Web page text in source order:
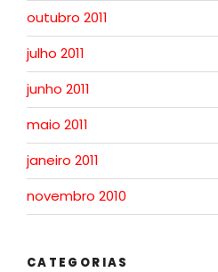
outubro 2011
julho 2011
junho 2011
maio 2011
janeiro 2011
novembro 2010
CATEGORIAS